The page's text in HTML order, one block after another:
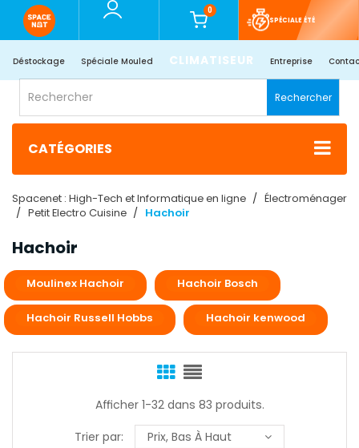
0
SPÉCIALE ÉTÉ
Déstockage Spéciale Mouled CLIMATISEUR Entreprise
Rechercher
CATÉGORIES
Spacenet : High-Tech et Informatique en ligne
Électroménager
Petit Electro Cuisine
Hachoir
Hachoir
Moulinex Hachoir Hachoir Bosch
Hachoir Russell Hobbs Hachoir kenwood
Afficher 1-32 dans 83 produits.
Trier par:
Prix, Bas À Haut